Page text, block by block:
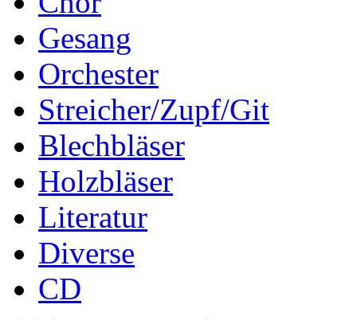
Gesang
Orchester
Streicher/Zupf/Git
Blechbläser
Holzbläser
Literatur
Diverse
CD